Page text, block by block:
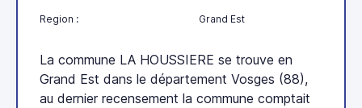
Region : Grand Est
La commune LA HOUSSIERE se trouve en
Grand Est dans le département Vosges (88),
au dernier recensement la commune comptait